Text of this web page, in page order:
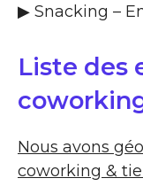
▶​ Snacking –
Liste des
Nous avons
coworking &